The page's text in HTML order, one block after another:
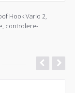
Hook Vario 2
controlere-